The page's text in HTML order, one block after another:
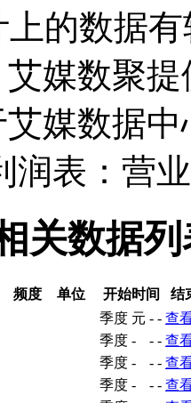
的数据
媒数聚
媒数据
润表：营
关数据列
频度 单位 开始时间
结
季度 元 - - 查
季度 - - - 查
季度 - - - 查
季度 - - - 查